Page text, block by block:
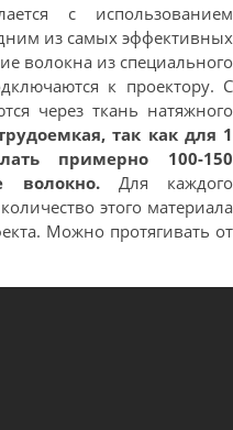
с использованием
из самых эффективных
волокна из специального
к проектору. С
через ткань натяжного
так как для 1
примерно 100-150
волокно. Для каждого
этого материала
Можно протягивать от